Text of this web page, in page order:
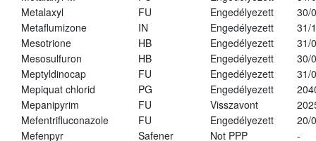
Metalaxyl
FU Engedélyezett
30/
Metaflumizone
IN Engedélyezett
31/
Mesotrione
HB Engedélyezett
31/
Mesosulfuron
HB Engedélyezett
30/
Meptyldinocap
FU Engedélyezett
31/
Mepiquat chlorid
PG Engedélyezett
Mepanipyrim
FU Visszavont
Mefentrifluconazole
FU Engedélyezett
20/
Mefenpyr
Safener Not PPP
-